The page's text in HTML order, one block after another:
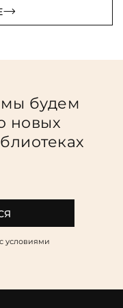
будем
новых
условиями